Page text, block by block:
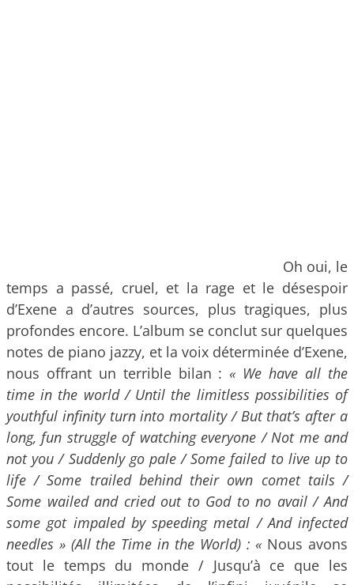
Oh oui, le
temps a passé, cruel, et la rage et le désespoir
d’Exene a d’autres sources, plus tragiques, plus
profondes encore. L’album se conclut sur quelques
notes de piano jazzy, et la voix déterminée d’Exene,
nous offrant un terrible bilan :« We have all the
time in the world / Until the limitless possibilities of
youthful infinity turn into mortality / But that’s after a
long, fun struggle of watching everyone / Not me and
not you / Suddenly go pale / Some failed to live up to
life / Some trailed behind their own comet tails /
Some wailed and cried out to God to no avail / And
some got impaled by speeding metal / And infected
needles » (All the Time in the World) : « Nous avons
tout le temps du monde / Jusqu’à ce que les